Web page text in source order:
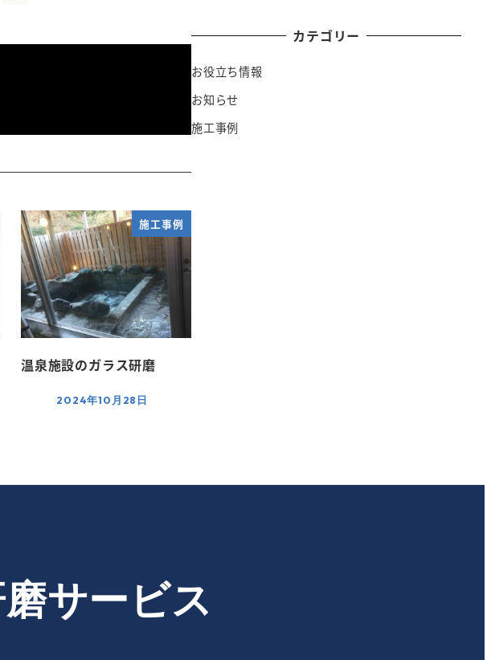
施工事例
温泉施設のガラス研磨
2024年10月28日
カテゴリー
お役立ち情報
お知らせ
施工事例
サービス